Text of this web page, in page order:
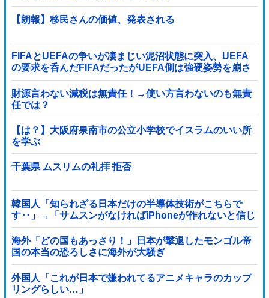
【朗報】移民さんの価値、発表される
FIFAとUEFAの争いが凄まじい泥沼状態に突入、UEFA
の要求を呑んだFIFAだったがUEFA側は強硬姿勢を崩さ
ず……
財源言わない減税は無責任！→使い方言わないのも無責
任では？
【は？】大阪府泉南市の公立小学校でイスラムのいい所
を学ぶ
千葉県 ムスリムの礼拝 拒否
韓国人「知られざる日本だけの半導体技術がこちらで
す‥」→「サムスンがなければiPhoneが作れないと信じ
ていたのに‥」
海外「どの国もあっさり！」日本が撃退したモンゴル帝
国の本当の恐ろしさに海外が大騒ぎ
外国人「これが日本で嫌われてるアニメキャラのカップ
リングらしい…」